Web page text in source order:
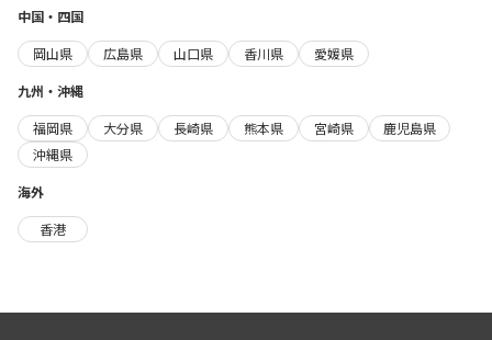
中国・四国
岡山県
広島県 山口県 香川県
愛媛県
九州・沖縄
福岡県
大分県 長崎県 熊本県 宮崎県
鹿児島県
沖縄県
海外
香港